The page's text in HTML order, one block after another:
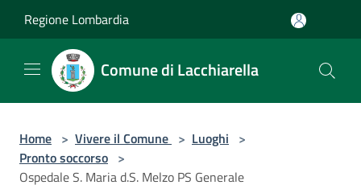
Regione Lombardia
Comune di Lacchiarella
Home > Vivere il Comune > Luoghi >
Pronto soccorso >
Ospedale S. Maria d.S. Melzo PS Generale